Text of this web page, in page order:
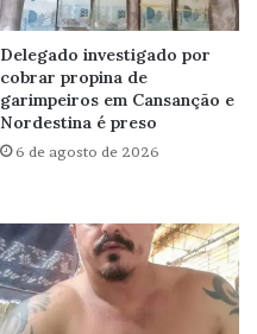
Delegado investigado por
cobrar propina de
garimpeiros em Cansanção e
Nordestina é preso
6 de agosto de 2026